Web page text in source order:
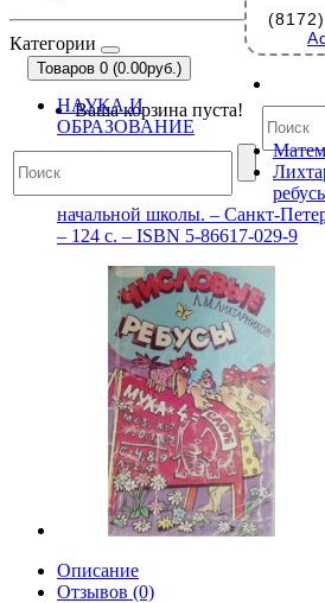
Категории
Товаров 0 (0.00руб.)
Ваша корзина пуста!
НАУКА И
ОБРАЗОВАНИЕ
начальной школы. – Санкт-
– 124 с. – ISBN 5-86617-029-9
Описание
Отзывов (0)